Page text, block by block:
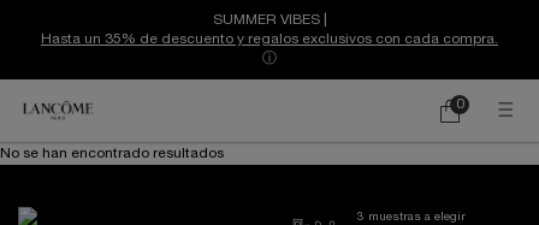
SUMMER VIBES |
Hasta un 35% de descuento y regalos exclusivos con cada compra.
ⓘ
Mi
0
0 producto
Contenido principal
No se han encontrado resultados
3 muestras a elegir